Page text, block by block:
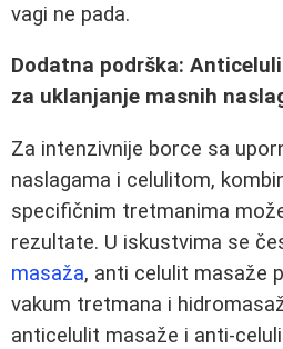
vagi ne pada.
Dodatna podrška:
za uklanjanje masnih
Za intenzivnije borce sa
naslagama i celulitom,
specifičnim tretmanima
rezultate. U iskustvima se
masaža, anti celulit masaže
vakum tretmana i
anticelulit masaže i anti-